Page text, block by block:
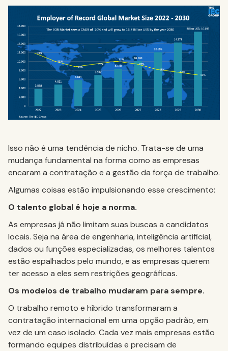
Isso não é uma tendência de nicho. Trata-se de uma
mudança fundamental na forma como as empresas
encaram a contratação e a gestão da força de trabalho.
Algumas coisas estão impulsionando esse crescimento:
O talento global é hoje a norma.
As empresas já não limitam suas buscas a candidatos
locais. Seja na área de engenharia, inteligência artificial,
dados ou funções especializadas, os melhores talentos
estão espalhados pelo mundo, e as empresas querem
ter acesso a eles sem restrições geográficas.
Os modelos de trabalho mudaram para sempre.
O trabalho remoto e híbrido transformaram a
contratação internacional em uma opção padrão, em
vez de um caso isolado. Cada vez mais empresas estão
formando equipes distribuídas e precisam de